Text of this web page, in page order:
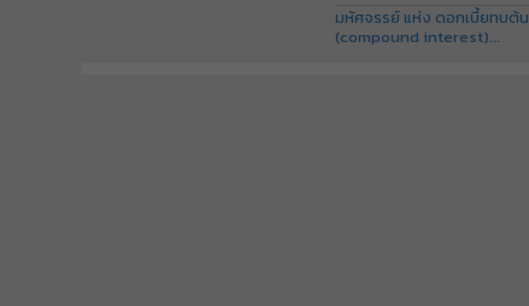
มหัศจรรย์ แห่ง ดอกเบี้ยทบต้น
(compound interest)...